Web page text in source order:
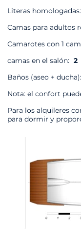
Literas homologadas:
Camas para adultos
Camarotes con 1
camas en el salón: 2
Baños (aseo + ducha):
Nota: el confort
Para los alquileres
para dormir y